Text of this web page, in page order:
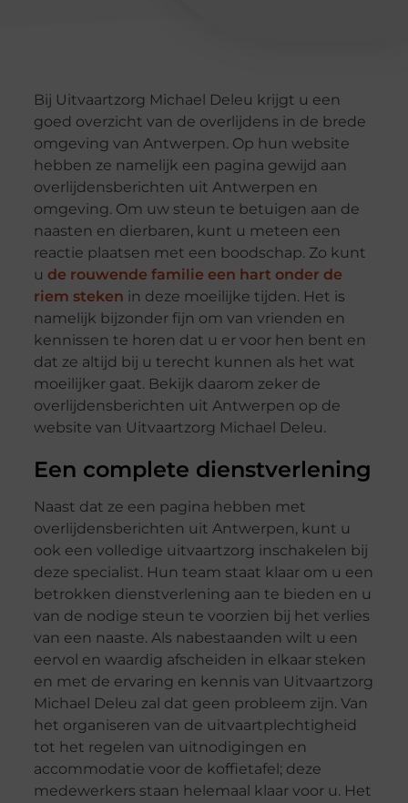
Bij Uitvaartzorg Michael Deleu krijgt u een
goed overzicht van de overlijdens in de brede
omgeving van Antwerpen. Op hun website
hebben ze namelijk een pagina gewijd aan
overlijdensberichten uit Antwerpen en
omgeving. Om uw steun te betuigen aan de
naasten en dierbaren, kunt u meteen een
reactie plaatsen met een boodschap. Zo kunt
u de rouwende familie een hart onder de
riem steken in deze moeilijke tijden. Het is
namelijk bijzonder fijn om van vrienden en
kennissen te horen dat u er voor hen bent en
dat ze altijd bij u terecht kunnen als het wat
moeilijker gaat. Bekijk daarom zeker de
overlijdensberichten uit Antwerpen op de
website van Uitvaartzorg Michael Deleu.
Een complete dienstverlening
Naast dat ze een pagina hebben met
overlijdensberichten uit Antwerpen, kunt u
ook een volledige uitvaartzorg inschakelen bij
deze specialist. Hun team staat klaar om u een
betrokken dienstverlening aan te bieden en u
van de nodige steun te voorzien bij het verlies
van een naaste. Als nabestaanden wilt u een
eervol en waardig afscheiden in elkaar steken
en met de ervaring en kennis van Uitvaartzorg
Michael Deleu zal dat geen probleem zijn. Van
het organiseren van de uitvaartplechtigheid
tot het regelen van uitnodigingen en
accommodatie voor de koffietafel; deze
medewerkers staan helemaal klaar voor u. Het